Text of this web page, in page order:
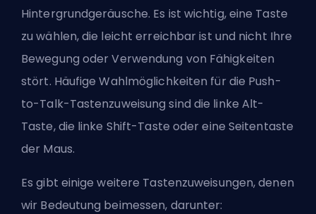
Hintergrundgeräusche. Es ist wichtig, eine Taste
zu wählen, die leicht erreichbar ist und nicht Ihre
Bewegung oder Verwendung von Fähigkeiten
stört. Häufige Wahlmöglichkeiten für die Push-
to-Talk-Tastenzuweisung sind die linke Alt-
Taste, die linke Shift-Taste oder eine Seitentaste
der Maus.
Es gibt einige weitere Tastenzuweisungen, denen
wir Bedeutung beimessen, darunter: